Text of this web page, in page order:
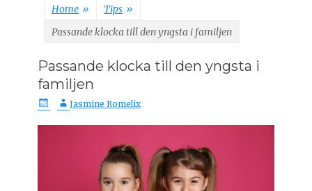
Home » Tips »
Passande klocka till den yngsta i familjen
Passande klocka till den yngsta i
familjen
P
A
Jasmine Romelix